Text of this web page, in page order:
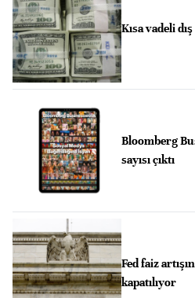
Kısa vadeli
Bloomberg
sayısı çıktı
Fed faiz
kapatılıyor